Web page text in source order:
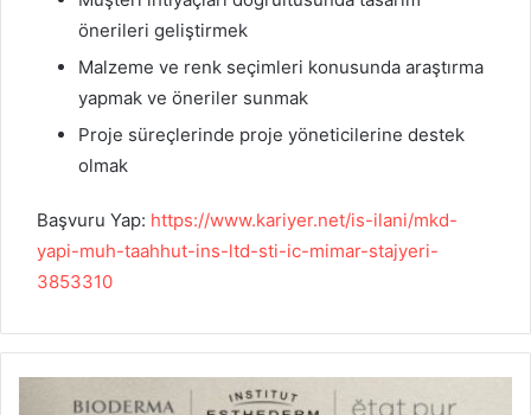
önerileri geliştirmek
Malzeme ve renk seçimleri konusunda araştırma
yapmak ve öneriler sunmak
Proje süreçlerinde proje yöneticilerine destek
olmak
Başvuru Yap: https://www.kariyer.net/is-ilani/mkd-
yapi-muh-taahhut-ins-ltd-sti-ic-mimar-stajyeri-
3853310